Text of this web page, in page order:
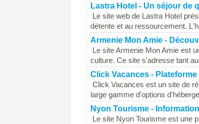
Lastra Hotel - Un séjour de
Le site web de Lastra Hotel
détente et au ressourcement.
Armenie Mon Amie -
Le site Armenie Mon Amie est
culture. Ce site s'adresse tant
Click Vacances -
Click Vacances est un site de
large gamme d'options
Nyon Tourisme -
Le site Nyon Tourisme est une